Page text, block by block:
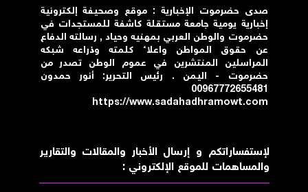
صدى حضرموت الإخبارية : موقع وصحيفة إلكترونية
إخبارية يومية جامعة مستقلة كاشفة للمستجدات في
حضرموت والوطن العربي بمهنيه وحياد , رسالته الدفاع
عن حقوق المواطن واعلاء كلمته وذراعه شبكه
المراسلين المنتشرين في عموم الوطن تصدر من
حضرموت - اليمن . رئيس التحرير: أنور حمدون
00967772655481
https://www.sadahadhramowt.com
لإستفساراتكم و إرسال الأخبار والمقالات والتقارير
والمساهمات للموقع الإلكتروني :